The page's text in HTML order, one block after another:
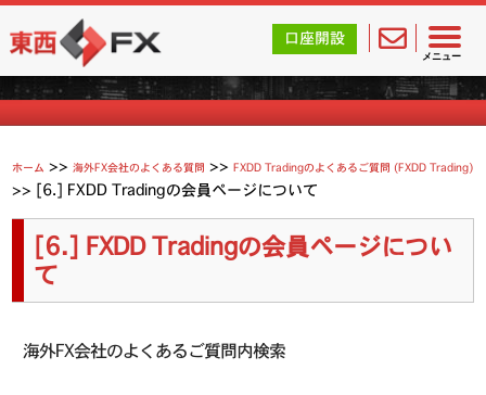
メニュー
東西FX｜海外FX会社（ブローカー）の無料口座開設サポ
口座開設
よくあるご質問
ホーム >>海外FX会社のよくある質問 >>FXDD Tradingのよくあるご質問 (FXDD Trading)
>> [6.] FXDD Tradingの会員ページについて
[6.] FXDD Tradingの会員ページについ
て
海外FX会社のよくあるご質問内検索